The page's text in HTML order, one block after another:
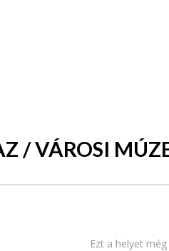
/ VÁROSI
Ezt a helyet